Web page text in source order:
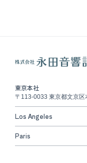
東京本社
〒113-0033 東京都文京
Los Angeles
Paris